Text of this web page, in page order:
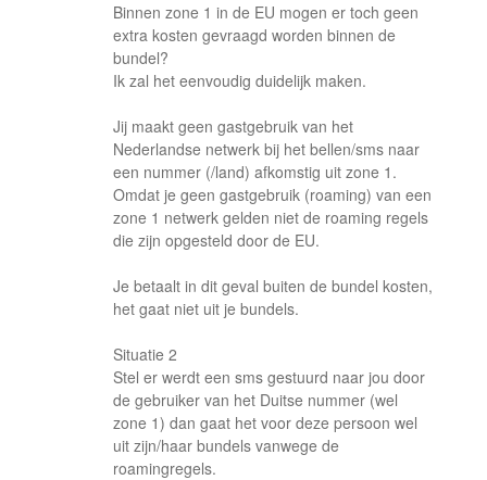
Binnen zone 1 in de EU mogen er toch geen
extra kosten gevraagd worden binnen de
bundel?
Ik zal het eenvoudig duidelijk maken.
Jij maakt geen gastgebruik van het
Nederlandse netwerk bij het bellen/sms naar
een nummer (/land) afkomstig uit zone 1.
Omdat je geen gastgebruik (roaming) van een
zone 1 netwerk gelden niet de roaming regels
die zijn opgesteld door de EU.
Je betaalt in dit geval buiten de bundel kosten,
het gaat niet uit je bundels.
Situatie 2
Stel er werdt een sms gestuurd naar jou door
de gebruiker van het Duitse nummer (wel
zone 1) dan gaat het voor deze persoon wel
uit zijn/haar bundels vanwege de
roamingregels.